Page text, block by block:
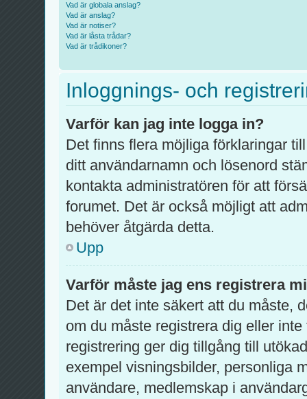
Vad är globala anslag?
Vad är anslag?
Vad är notiser?
Vad är låsta trådar?
Vad är trådikoner?
Inloggnings- och
Varför kan jag inte logga in?
Det finns flera möjliga förklaringar
ditt användarnamn och lösenord
kontakta administratören för att
forumet. Det är också möjligt att
behöver åtgärda detta.
Upp
Varför måste jag ens registrera
Det är det inte säkert att du måste,
om du måste registrera dig eller
registrering ger dig tillgång till
exempel visningsbilder, personliga
användare, medlemskap i